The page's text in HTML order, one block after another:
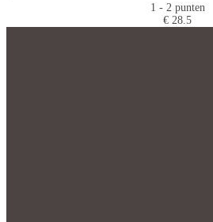
1 - 2 punten
€ 28.5